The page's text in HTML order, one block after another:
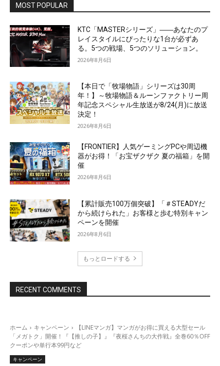
MOST POPULAR
KTC「MASTERシリーズ」――あなたのプ
レイスタイルにぴったりな1台が必ずあ
る。5つの戦場、5つのソリューション。
2026年8月6日
【本日で「牧場物語」シリーズは30周
年！】～牧場物語＆ルーンファクトリー周
年記念スペシャル生放送が8/24(月)に放送
決定！
2026年8月6日
【FRONTIER】人気ゲーミングPCや周辺機
器がお得！「お宝ザクザク 夏の福箱」を開
催
2026年8月6日
【累計販売100万個突破】「＃STEADYだ
から続けられた」お客様と歩む特別キャン
ペーンを開催
2026年8月6日
もっとロードする
RECENT COMMENTS